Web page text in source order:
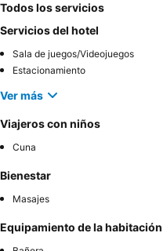
Todos los servicios
Servicios del hotel
Sala de juegos/Videojuegos
Estacionamiento
Ver más
Viajeros con niños
Cuna
Bienestar
Masajes
Equipamiento de la habitación